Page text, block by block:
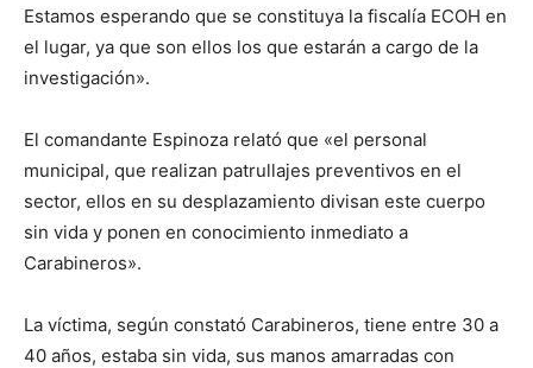
Estamos esperando que se constituya la fiscalía ECOH en
el lugar, ya que son ellos los que estarán a cargo de la
investigación».
El comandante Espinoza relató que «el personal
municipal, que realizan patrullajes preventivos en el
sector, ellos en su desplazamiento divisan este cuerpo
sin vida y ponen en conocimiento inmediato a
Carabineros».
La víctima, según constató Carabineros, tiene entre 30 a
40 años, estaba sin vida, sus manos amarradas con